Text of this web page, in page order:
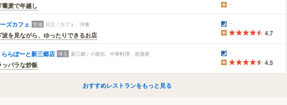
蕎麦で年越し
ズカフェ 茨城 日立 / カフェ、洋食
波を見ながら、ゆったりできるお店 4.7
らぽーと新三郷店 埼玉 新三郷 / 小籠包、中華料理、居酒屋
ッパラな炒飯 4.5
おすすめレストランをもっと見る